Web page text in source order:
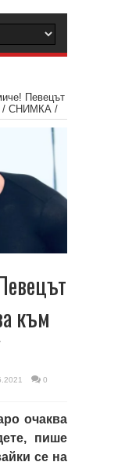
Певецът
/ СНИМКА /
към
0
очаква
пише
се на